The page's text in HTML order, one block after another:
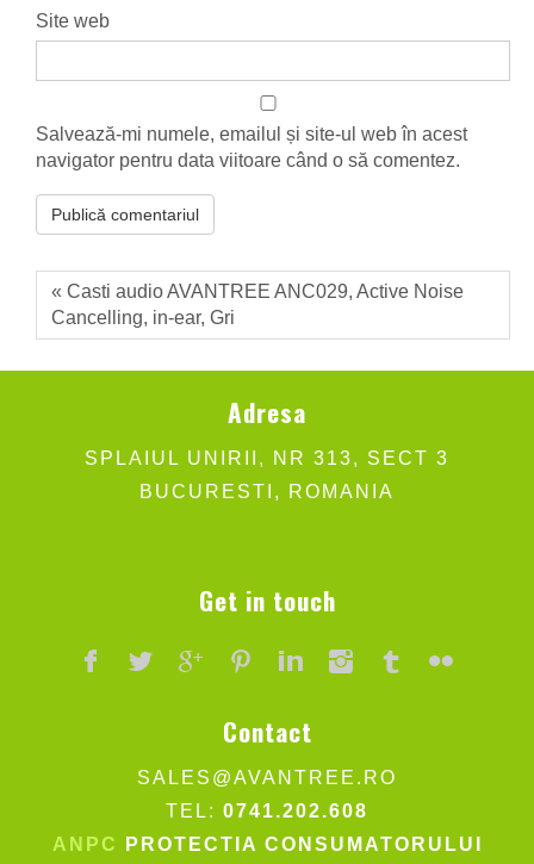
Site web
Salvează-mi numele, emailul și site-ul web în acest
navigator pentru data viitoare când o să comentez.
« Casti audio AVANTREE ANC029, Active Noise
Cancelling, in-ear, Gri
Adresa
SPLAIUL UNIRII, NR 313, SECT 3
BUCURESTI, ROMANIA
Get in touch
Contact
SALES@AVANTREE.RO
TEL: 0741.202.608
ANPC
PROTECTIA CONSUMATORULUI